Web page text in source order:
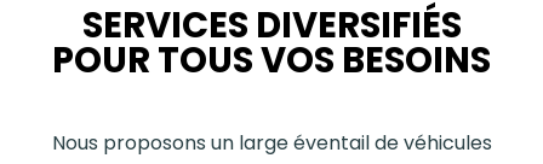
SERVICES DIVERSIFIÉS
POUR TOUS VOS BESOINS
Nous proposons un large éventail de véhicules